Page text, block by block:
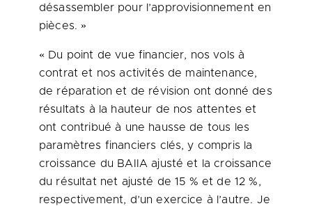
désassembler pour l’approvisionnement en
pièces. »
« Du point de vue financier, nos vols à
contrat et nos activités de maintenance,
de réparation et de révision ont donné des
résultats à la hauteur de nos attentes et
ont contribué à une hausse de tous les
paramètres financiers clés, y compris la
croissance du BAIIA ajusté et la croissance
du résultat net ajusté de 15 % et de 12 %,
respectivement, d’un exercice à l’autre. Je